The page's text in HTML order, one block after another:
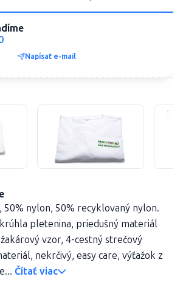
Napísať e-mail
50% nylon, 50% recyklovaný nylon.
pletenina, priedušný materiál
vzor, 4-cestný strečový
nekrčivý, easy care, výťažok z
Čítať viac